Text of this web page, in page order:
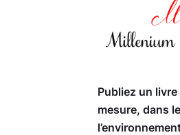
Publiez un
mesure, dans